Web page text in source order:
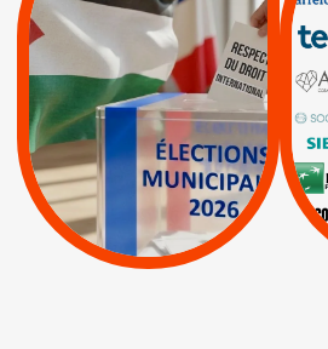
RESPECT DU DROIT
INTERNATIONAL EN
PALESTINE
APPELS | Actus |
Espaces Sans
Apartheid
| Lettres d'interpellation
Pétitions